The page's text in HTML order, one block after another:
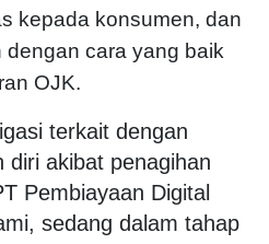
kepada konsumen, dan
cara yang baik
OJK.
terkait dengan
diri akibat penagihan
Pembiayaan Digital
sedang dalam tahap